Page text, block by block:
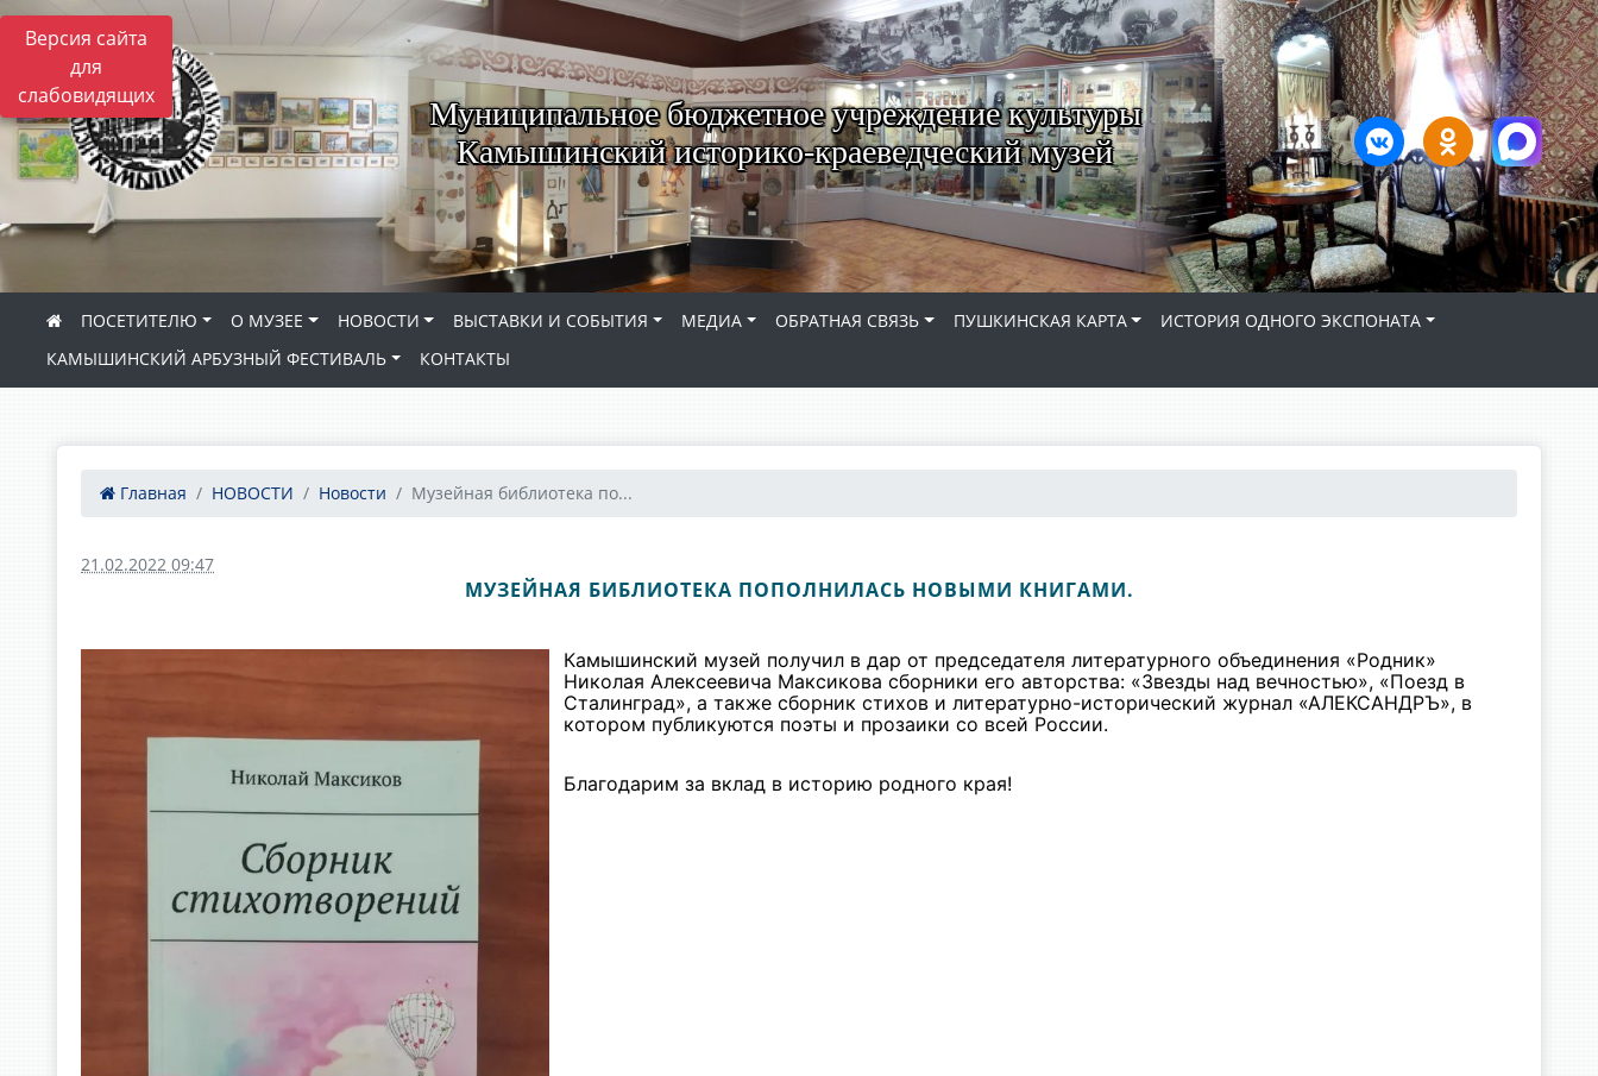
Версия сайта
для
слабовидящих
Муниципальное бюджетное учреждение культуры
Камышинский историко-краеведческий музей
ПОСЕТИТЕЛЮ О МУЗЕЕ НОВОСТИ ВЫСТАВКИ И СОБЫТИЯ МЕДИА ОБРАТНАЯ СВЯЗЬ ПУШКИНСКАЯ КАРТА
ИСТОРИЯ ОДНОГО ЭКСПОНАТА
КАМЫШИНСКИЙ АРБУЗНЫЙ ФЕСТИВАЛЬ
КОНТАКТЫ
Главная НОВОСТИ Новости Музейная библиотека по...
21.02.2022 09:47
МУЗЕЙНАЯ БИБЛИОТЕКА ПОПОЛНИЛАСЬ НОВЫМИ КНИГАМИ.
Камышинский музей получил в дар от председателя литературного объединения «Родник»
Николая Алексеевича Максикова сборники его авторства: «Звезды над вечностью», «Поезд в
Сталинград», а также сборник стихов и литературно-исторический журнал «АЛЕКСАНДРЪ», в
котором публикуются поэты и прозаики со всей России.
Благодарим за вклад в историю родного края!